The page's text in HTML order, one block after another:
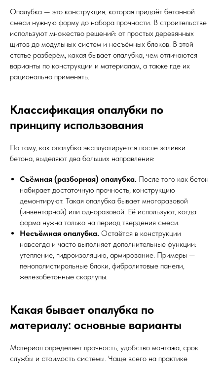
Опалубка — это конструкция, которая придаёт бетонной
смеси нужную форму до набора прочности. В строительстве
используют множество решений: от простых деревянных
щитов до модульных систем и несъёмных блоков. В этой
статье разберём, какая бывает опалубка, чем отличаются
варианты по конструкции и материалам, а также где их
рационально применять.
Классификация опалубки по
принципу использования
По тому, как опалубка эксплуатируется после заливки
бетона, выделяют два больших направления:
Съёмная (разборная) опалубка. После того как бетон
набирает достаточную прочность, конструкцию
демонтируют. Такая опалубка бывает многоразовой
(инвентарной) или одноразовой. Её используют, когда
форма нужна только на период твердения смеси.
Несъёмная опалубка. Остаётся в конструкции
навсегда и часто выполняет дополнительные функции:
утепление, гидроизоляцию, армирование. Примеры —
пенополистирольные блоки, фибролитовые панели,
железобетонные скорлупы.
Какая бывает опалубка по
материалу: основные варианты
Материал определяет прочность, удобство монтажа, срок
службы и стоимость системы. Чаще всего на практике